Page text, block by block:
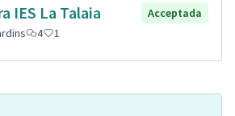
IES La Talaia
Acceptada
4 1